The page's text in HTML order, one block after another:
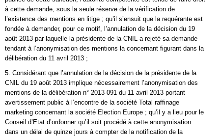
à cette demande, sous la seule réserve de la vérification de
l’existence des mentions en litige ; qu’il s’ensuit que la requérante est
fondée à demander, pour ce motif, l’annulation de la décision du 19
août 2013 par laquelle la présidente de la CNIL a rejeté sa demande
tendant à l’anonymisation des mentions la concernant figurant dans la
délibération du 11 avril 2013 ;
5. Considérant que l’annulation de la décision de la présidente de la
CNIL du 19 août 2013 implique nécessairement l’anonymisation des
mentions de la délibération n° 2013-091 du 11 avril 2013 portant
avertissement public à l’encontre de la société Total raffinage
marketing concernant la société Election Europe ; qu’il y a lieu pour le
Conseil d’Etat d’ordonner qu’il soit procédé à cette anonymisation
dans un délai de quinze jours à compter de la notification de la